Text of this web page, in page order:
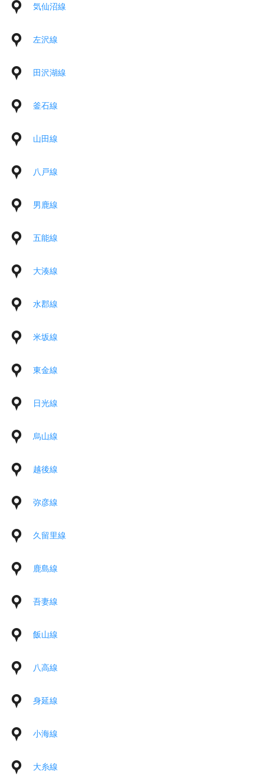
気仙沼線
左沢線
田沢湖線
釜石線
山田線
八戸線
男鹿線
五能線
大湊線
水郡線
米坂線
東金線
日光線
烏山線
越後線
弥彦線
久留里線
鹿島線
吾妻線
飯山線
八高線
身延線
小海線
大糸線